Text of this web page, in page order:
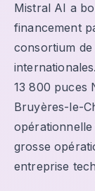
Mistral AI a
financement
consortium
13 800 puces
Bruyères-le-
grosse
entreprise